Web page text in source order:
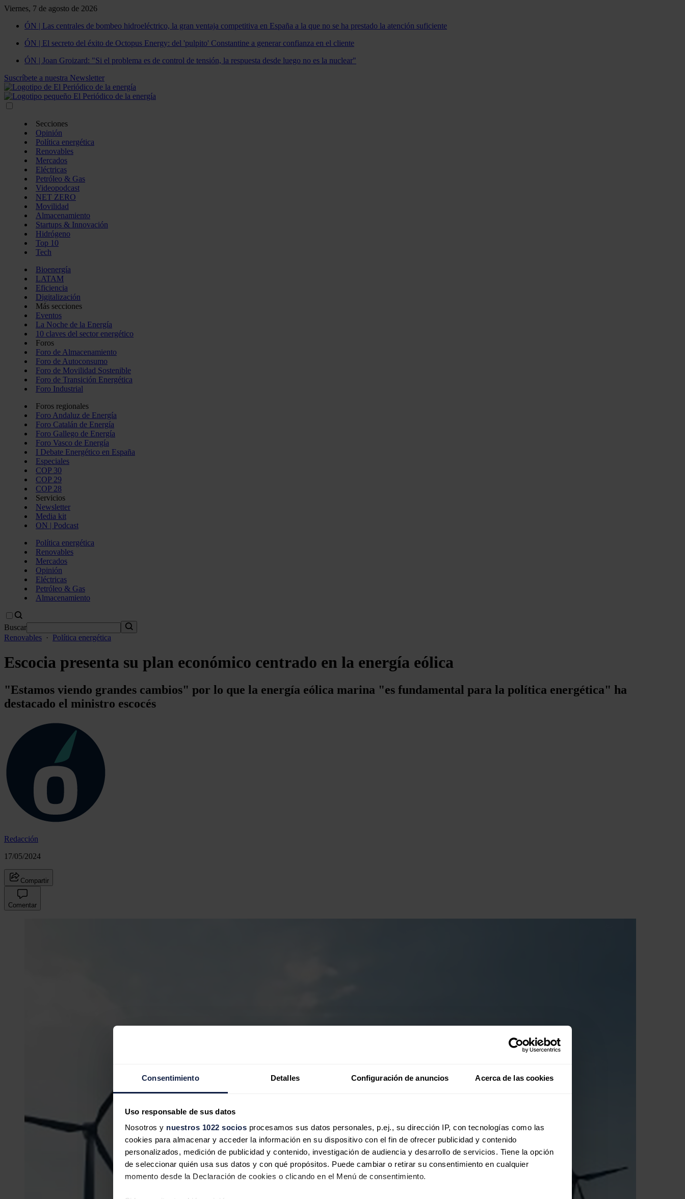
Consentimiento Detalles Configuración de anuncios Acerca de las cookies
Uso responsable de sus datos
Nosotros y nuestros 1022 socios procesamos sus datos personales, p.ej., su dirección IP, con tecnologías como las
cookies para almacenar y acceder la información en su dispositivo con el fin de ofrecer publicidad y contenido
personalizados, medición de publicidad y contenido, investigación de audiencia y desarrollo de servicios. Tiene la opción
de seleccionar quién usa sus datos y con qué propósitos. Puede cambiar o retirar su consentimiento en cualquier
momento desde la Declaración de cookies o clicando en el Menú de consentimiento.
Viernes, 7 de agosto de 2026
ÓN | Las centrales de bombeo hidroeléctrico, la gran ventaja competitiva en España a la que no se ha prestado la atención suficiente
ÓN | El secreto del éxito de Octopus Energy: del 'pulpito' Constantine a generar confianza en el cliente
ÓN | Joan Groizard: "Si el problema es de control de tensión, la respuesta desde luego no es la nuclear"
Suscríbete a nuestra Newsletter
Secciones
Opinión
Política energética
Renovables
Mercados
Eléctricas
Petróleo & Gas
Videopodcast
NET ZERO
Movilidad
Almacenamiento
Startups & Innovación
Hidrógeno
Top 10
Tech
Bioenergía
LATAM
Eficiencia
Digitalización
Más secciones
Eventos
La Noche de la Energía
10 claves del sector energético
Foros
Foro de Almacenamiento
Foro de Autoconsumo
Foro de Movilidad Sostenible
Foro de Transición Energética
Foro Industrial
Foros regionales
Foro Andaluz de Energía
Foro Catalán de Energía
Foro Gallego de Energía
Foro Vasco de Energía
I Debate Energético en España
Especiales
COP 30
COP 29
COP 28
Servicios
Newsletter
Media kit
ON | Podcast
Política energética
Renovables
Mercados
Opinión
Eléctricas
Petróleo & Gas
Almacenamiento
Buscar
Renovables · Política energética
Escocia presenta su plan económico centrado en la energía eólica
"Estamos viendo grandes cambios" por lo que la energía eólica marina "es fundamental para la política energética" ha
destacado el ministro escocés
Redacción
17/05/2024
Compartir
Comentar